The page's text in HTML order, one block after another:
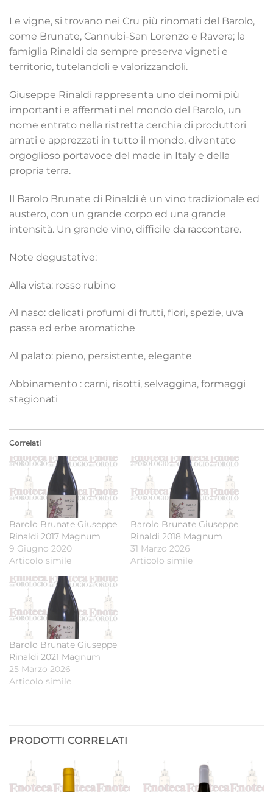
Le vigne, si trovano nei Cru più rinomati del Barolo,
come Brunate, Cannubi-San Lorenzo e Ravera; la
famiglia Rinaldi da sempre preserva vigneti e
territorio, tutelandoli e valorizzandoli.
Giuseppe Rinaldi rappresenta uno dei nomi più
importanti e affermati nel mondo del Barolo, un
nome entrato nella ristretta cerchia di produttori
amati e apprezzati in tutto il mondo, diventato
orgoglioso portavoce del made in Italy e della
propria terra.
Il Barolo Brunate di Rinaldi è un vino tradizionale ed
austero, con un grande corpo ed una grande
intensità. Un grande vino, difficile da raccontare.
Note degustative:
Alla vista: rosso rubino
Al naso: delicati profumi di frutti, fiori, spezie, uva
passa ed erbe aromatiche
Al palato: pieno, persistente, elegante
Abbinamento : carni, risotti, selvaggina, formaggi
stagionati
Correlati
Barolo Brunate Giuseppe
Rinaldi 2017 Magnum
9 Giugno 2020
Articolo simile
Barolo Brunate Giuseppe
Rinaldi 2018 Magnum
31 Marzo 2026
Articolo simile
Barolo Brunate Giuseppe
Rinaldi 2021 Magnum
25 Marzo 2026
Articolo simile
PRODOTTI CORRELATI